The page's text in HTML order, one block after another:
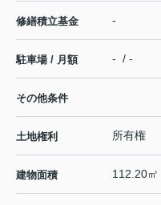
修繕積立基金 -
駐車場 / 月額 - / -
その他条件
土地権利 所有権
建物面積 112.20㎡